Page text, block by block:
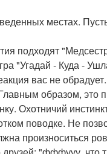
местах.
подходят
"Угадай - Куда -
вас не обрадует.
образом, это
Охотничий
поводке. Не
произноситься